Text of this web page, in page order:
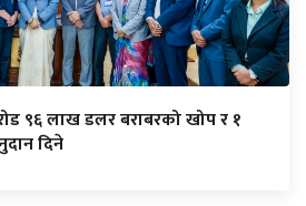
९६ लाख डलर बराबरको खोप र १
दिने